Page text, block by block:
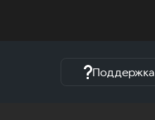
Поддержка